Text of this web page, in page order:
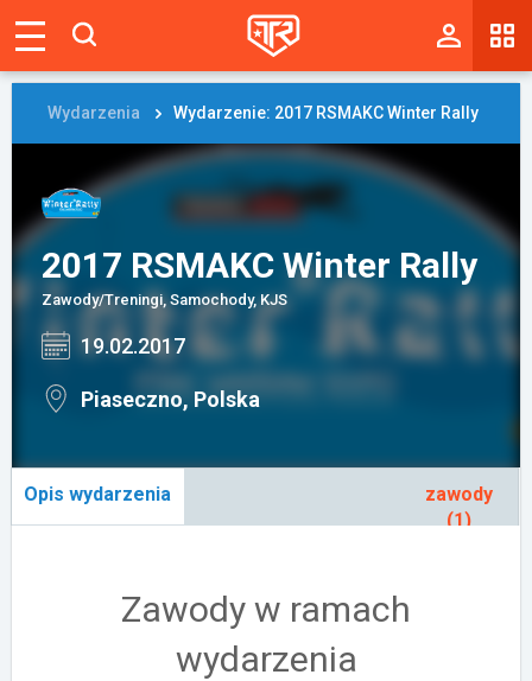
Tablica
Blogi
Galerie
Wydarzenia
Wydarzenia Wydarzenie: 2017 RSMAKC Winter Rally
2017 RSMAKC Winter Rally
Zawody/Treningi, Samochody, KJS
19.02.2017
Piaseczno, Polska
Opis wydarzenia
zawody
(1)
Zawody w ramach
wydarzenia